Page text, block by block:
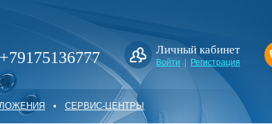
Личный кабинет
Войти Регистрация
• СЕРВИС-ЦЕНТРЫ